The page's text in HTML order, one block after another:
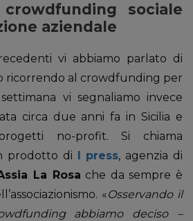
sociale
aziendale
vi abbiamo parlato di
ricorrendo al crowdfunding per
vi segnaliamo invece
circa due anni fa in Sicilia e
no-profit. Si chiama
prodotto di I press, agenzia di
La Rosa che da sempre è
«Osservando il
abbiamo deciso –